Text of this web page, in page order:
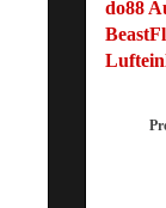
do88